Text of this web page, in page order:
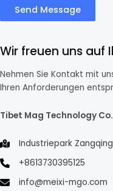
Send Message
Wir freuen uns auf
Nehmen Sie Kontakt mit
Ihren Anforderungen
Tibet Mag Technology
Industriepark
+8613730395125
info@meixi-mgo.com